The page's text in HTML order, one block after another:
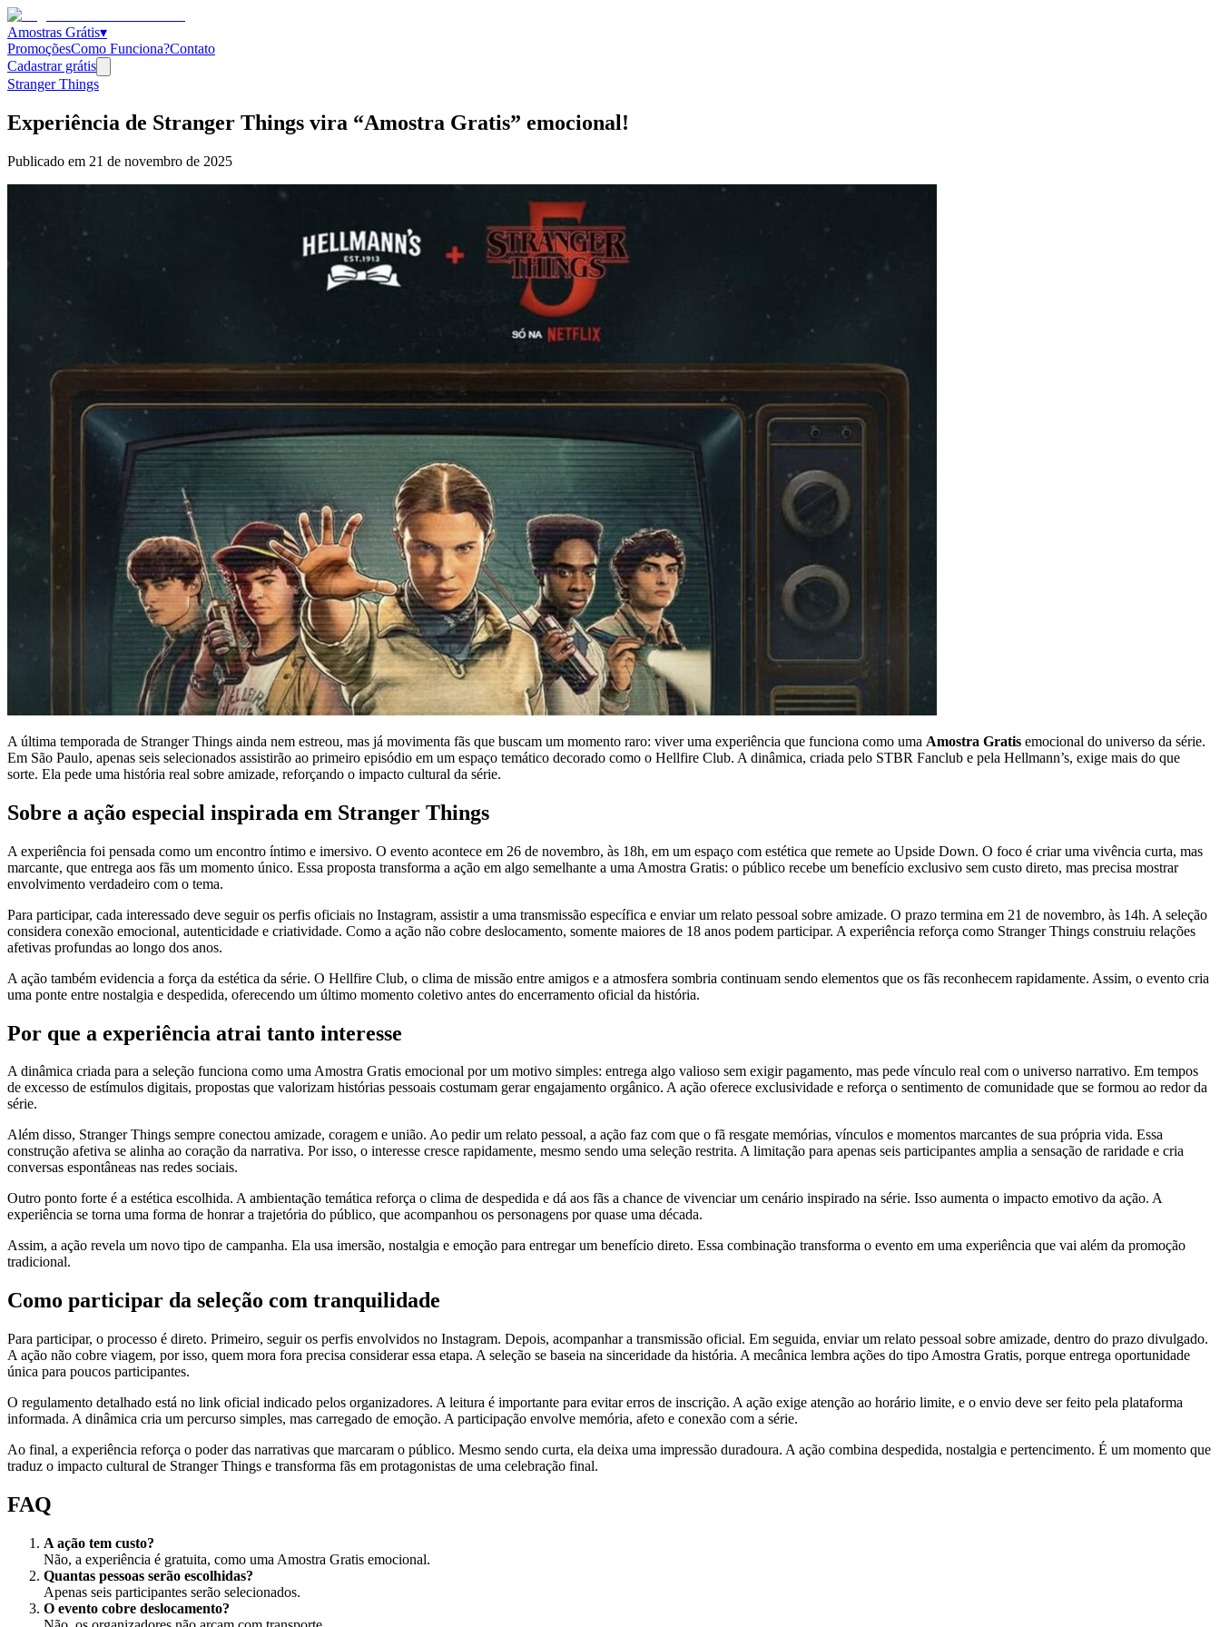
Amostras Grátis▾
PromoçõesComo Funciona?Contato
Cadastrar grátis
Stranger Things
Experiência de Stranger Things vira “Amostra Gratis” emocional!
Publicado em 21 de novembro de 2025
A última temporada de Stranger Things ainda nem estreou, mas já movimenta fãs que buscam um momento raro: viver uma experiência que funciona como uma Amostra Gratis emocional do universo da série.
Em São Paulo, apenas seis selecionados assistirão ao primeiro episódio em um espaço temático decorado como o Hellfire Club. A dinâmica, criada pelo STBR Fanclub e pela Hellmann’s, exige mais do que
sorte. Ela pede uma história real sobre amizade, reforçando o impacto cultural da série.
Sobre a ação especial inspirada em Stranger Things
A experiência foi pensada como um encontro íntimo e imersivo. O evento acontece em 26 de novembro, às 18h, em um espaço com estética que remete ao Upside Down. O foco é criar uma vivência curta, mas
marcante, que entrega aos fãs um momento único. Essa proposta transforma a ação em algo semelhante a uma Amostra Gratis: o público recebe um benefício exclusivo sem custo direto, mas precisa mostrar
envolvimento verdadeiro com o tema.
Para participar, cada interessado deve seguir os perfis oficiais no Instagram, assistir a uma transmissão específica e enviar um relato pessoal sobre amizade. O prazo termina em 21 de novembro, às 14h. A seleção
considera conexão emocional, autenticidade e criatividade. Como a ação não cobre deslocamento, somente maiores de 18 anos podem participar. A experiência reforça como Stranger Things construiu relações
afetivas profundas ao longo dos anos.
A ação também evidencia a força da estética da série. O Hellfire Club, o clima de missão entre amigos e a atmosfera sombria continuam sendo elementos que os fãs reconhecem rapidamente. Assim, o evento cria
uma ponte entre nostalgia e despedida, oferecendo um último momento coletivo antes do encerramento oficial da história.
Por que a experiência atrai tanto interesse
A dinâmica criada para a seleção funciona como uma Amostra Gratis emocional por um motivo simples: entrega algo valioso sem exigir pagamento, mas pede vínculo real com o universo narrativo. Em tempos
de excesso de estímulos digitais, propostas que valorizam histórias pessoais costumam gerar engajamento orgânico. A ação oferece exclusividade e reforça o sentimento de comunidade que se formou ao redor da
série.
Além disso, Stranger Things sempre conectou amizade, coragem e união. Ao pedir um relato pessoal, a ação faz com que o fã resgate memórias, vínculos e momentos marcantes de sua própria vida. Essa
construção afetiva se alinha ao coração da narrativa. Por isso, o interesse cresce rapidamente, mesmo sendo uma seleção restrita. A limitação para apenas seis participantes amplia a sensação de raridade e cria
conversas espontâneas nas redes sociais.
Outro ponto forte é a estética escolhida. A ambientação temática reforça o clima de despedida e dá aos fãs a chance de vivenciar um cenário inspirado na série. Isso aumenta o impacto emotivo da ação. A
experiência se torna uma forma de honrar a trajetória do público, que acompanhou os personagens por quase uma década.
Assim, a ação revela um novo tipo de campanha. Ela usa imersão, nostalgia e emoção para entregar um benefício direto. Essa combinação transforma o evento em uma experiência que vai além da promoção
tradicional.
Como participar da seleção com tranquilidade
Para participar, o processo é direto. Primeiro, seguir os perfis envolvidos no Instagram. Depois, acompanhar a transmissão oficial. Em seguida, enviar um relato pessoal sobre amizade, dentro do prazo divulgado.
A ação não cobre viagem, por isso, quem mora fora precisa considerar essa etapa. A seleção se baseia na sinceridade da história. A mecânica lembra ações do tipo Amostra Gratis, porque entrega oportunidade
única para poucos participantes.
O regulamento detalhado está no link oficial indicado pelos organizadores. A leitura é importante para evitar erros de inscrição. A ação exige atenção ao horário limite, e o envio deve ser feito pela plataforma
informada. A dinâmica cria um percurso simples, mas carregado de emoção. A participação envolve memória, afeto e conexão com a série.
Ao final, a experiência reforça o poder das narrativas que marcaram o público. Mesmo sendo curta, ela deixa uma impressão duradoura. A ação combina despedida, nostalgia e pertencimento. É um momento que
traduz o impacto cultural de Stranger Things e transforma fãs em protagonistas de uma celebração final.
FAQ
A ação tem custo?
Não, a experiência é gratuita, como uma Amostra Gratis emocional.
Quantas pessoas serão escolhidas?
Apenas seis participantes serão selecionados.
O evento cobre deslocamento?